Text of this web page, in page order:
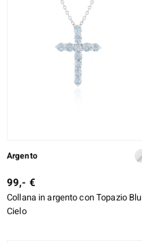
Argento
99,- €
Collana in argento con Topazio Blu
Cielo